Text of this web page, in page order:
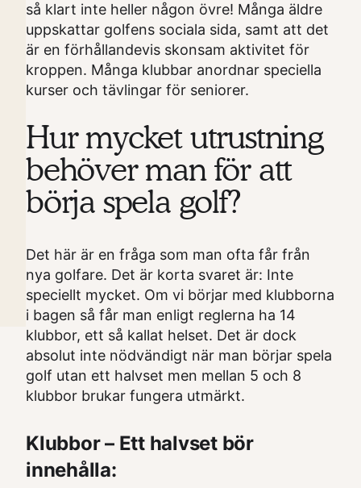
så klart inte heller någon övre! Många äldre
uppskattar golfens sociala sida, samt att det
är en förhållandevis skonsam aktivitet för
kroppen. Många klubbar anordnar speciella
kurser och tävlingar för seniorer.
Hur mycket utrustning
behöver man för att
börja spela golf?
Det här är en fråga som man ofta får från
nya golfare. Det är korta svaret är: Inte
speciellt mycket. Om vi börjar med klubborna
i bagen så får man enligt reglerna ha 14
klubbor, ett så kallat helset. Det är dock
absolut inte nödvändigt när man börjar spela
golf utan ett halvset men mellan 5 och 8
klubbor brukar fungera utmärkt.
Klubbor – Ett halvset bör
innehålla: